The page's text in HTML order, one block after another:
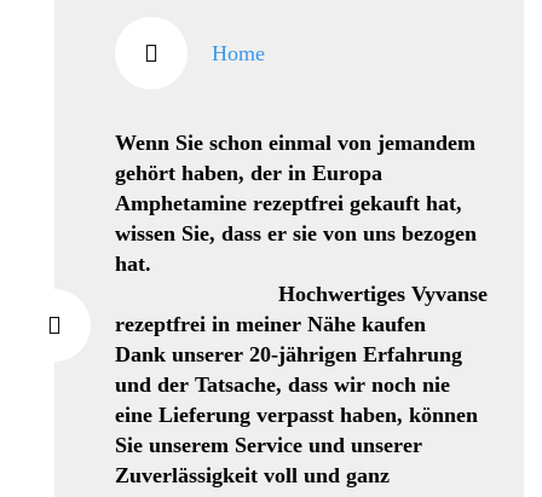
Home
Wenn Sie schon einmal von jemandem
gehört haben, der in Europa
Amphetamine rezeptfrei gekauft hat,
wissen Sie, dass er sie von uns bezogen
hat.
Hochwertiges Vyvanse
rezeptfrei in meiner Nähe kaufen
Dank unserer 20-jährigen Erfahrung
und der Tatsache, dass wir noch nie
eine Lieferung verpasst haben, können
Sie unserem Service und unserer
Zuverlässigkeit voll und ganz